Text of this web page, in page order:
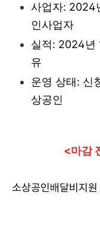
사업자: 2024
인사업자
실적: 2024년
유
운영 상태: 신
상공인
<마감
소상공인배달비지원